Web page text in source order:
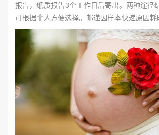
报告，纸质报告3个工作日后寄出。两种途径
可根据个人方便选择。邮递因样本快递原因耗